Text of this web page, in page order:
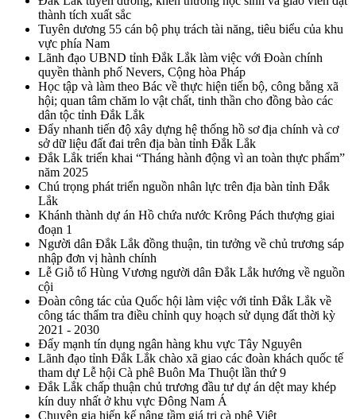
thành tích xuất sắc
Tuyên dương 55 cán bộ phụ trách tài năng, tiêu biểu của khu
vực phía Nam
Lãnh đạo UBND tỉnh Đắk Lắk làm việc với Đoàn chính
quyền thành phố Nevers, Cộng hòa Pháp
Học tập và làm theo Bác về thực hiện tiến bộ, công bằng xã
hội; quan tâm chăm lo vật chất, tinh thần cho đồng bào các
dân tộc tỉnh Đắk Lắk
Đẩy nhanh tiến độ xây dựng hệ thống hồ sơ địa chính và cơ
sở dữ liệu đất đai trên địa bàn tỉnh Đắk Lắk
Đắk Lắk triển khai “Tháng hành động vì an toàn thực phẩm”
năm 2025
Chú trọng phát triển nguồn nhân lực trên địa bàn tỉnh Đắk
Lắk
Khánh thành dự án Hồ chứa nước Krông Pách thượng giai
đoạn 1
Người dân Đắk Lắk đồng thuận, tin tưởng về chủ trương sáp
nhập đơn vị hành chính
Lễ Giỗ tổ Hùng Vương người dân Đắk Lắk hướng về nguồn
cội
Đoàn công tác của Quốc hội làm việc với tỉnh Đắk Lắk về
công tác thẩm tra điều chỉnh quy hoạch sử dụng đất thời kỳ
2021 - 2030
Đẩy mạnh tín dụng ngân hàng khu vực Tây Nguyên
Lãnh đạo tỉnh Đắk Lắk chào xã giao các đoàn khách quốc tế
tham dự Lễ hội Cà phê Buôn Ma Thuột lần thứ 9
Đắk Lắk chấp thuận chủ trương đầu tư dự án dệt may khép
kín duy nhất ở khu vực Đông Nam Á
Chuyên gia hiến kế nâng tầm giá trị cà phê Việt